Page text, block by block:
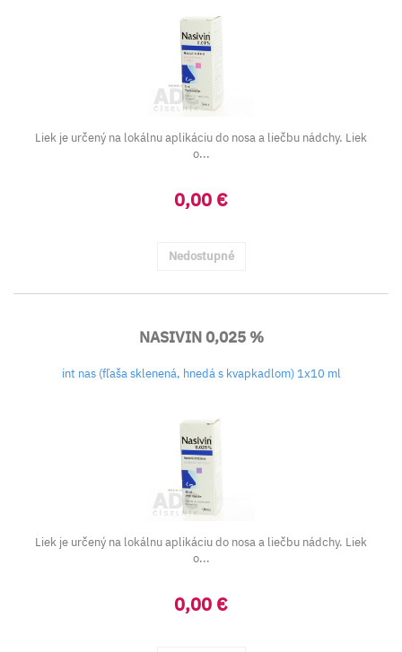
Liek je určený na lokálnu aplikáciu do nosa a liečbu nádchy. Liek
o...
0,00 €
Nedostupné
NASIVIN 0,025 %
int nas (fľaša sklenená, hnedá s kvapkadlom) 1x10 ml
Liek je určený na lokálnu aplikáciu do nosa a liečbu nádchy. Liek
o...
0,00 €